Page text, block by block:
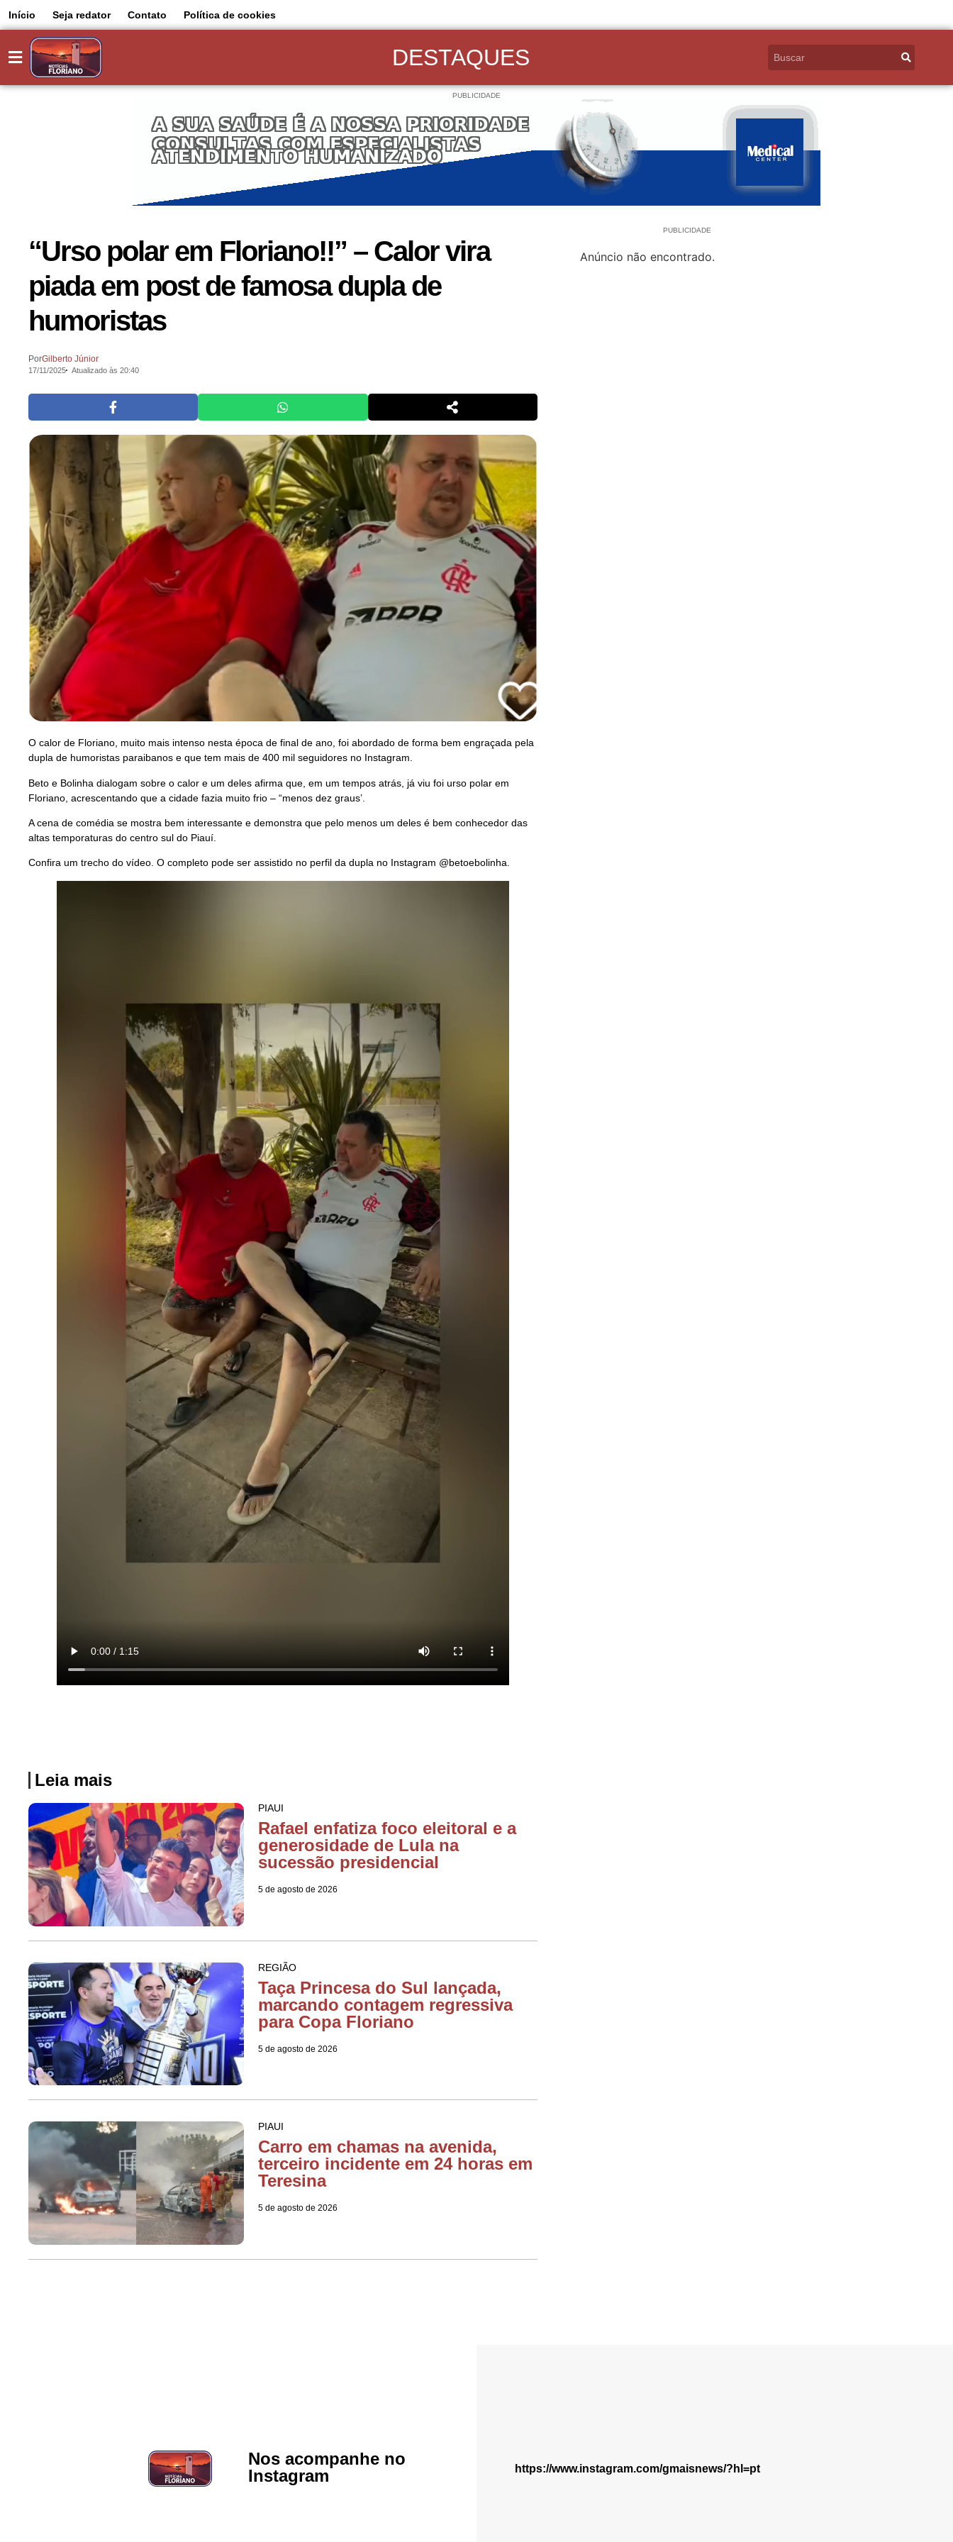
Início Seja redator Contato Política de cookies
DESTAQUES
PUBLICIDADE
“Urso polar em Floriano!!” – Calor vira
piada em post de famosa dupla de
humoristas
PorGilberto Júnior
17/11/2025 Atualizado às 20:40
O calor de Floriano, muito mais intenso nesta época de final de ano, foi abordado de forma bem engraçada pela
dupla de humoristas paraibanos e que tem mais de 400 mil seguidores no Instagram.
Beto e Bolinha dialogam sobre o calor e um deles afirma que, em um tempos atrás, já viu foi urso polar em
Floriano, acrescentando que a cidade fazia muito frio – “menos dez graus’.
A cena de comédia se mostra bem interessante e demonstra que pelo menos um deles é bem conhecedor das
altas temporaturas do centro sul do Piauí.
Confira um trecho do vídeo. O completo pode ser assistido no perfil da dupla no Instagram @betoebolinha.
Leia mais
PIAUI
Rafael enfatiza foco eleitoral e a
generosidade de Lula na
sucessão presidencial
5 de agosto de 2026
REGIÃO
Taça Princesa do Sul lançada,
marcando contagem regressiva
para Copa Floriano
5 de agosto de 2026
PIAUI
Carro em chamas na avenida,
terceiro incidente em 24 horas em
Teresina
5 de agosto de 2026
PUBLICIDADE
Anúncio não encontrado.
Nos acompanhe no
Instagram
https://www.instagram.com/gmaisnews/?hl=pt